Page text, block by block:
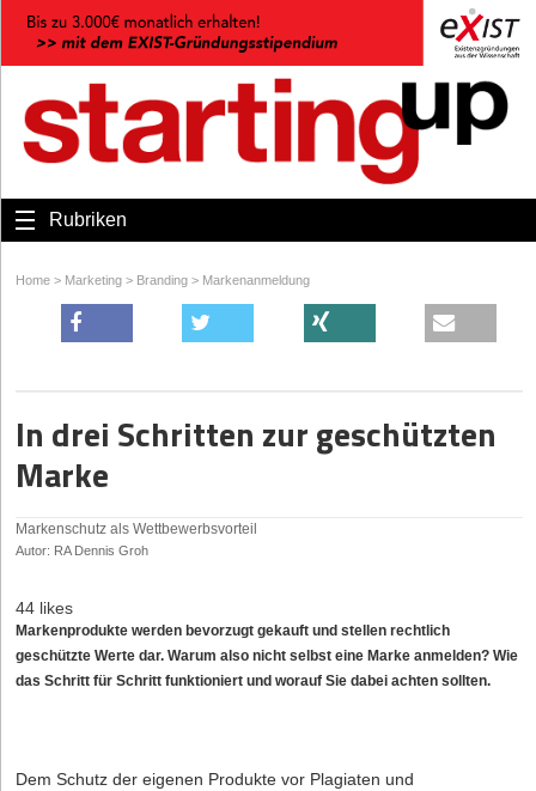
Rubriken
Home > Marketing > Branding > Markenanmeldung
In drei Schritten zur geschützten
Marke
Markenschutz als Wettbewerbsvorteil
Autor: RA Dennis Groh
44 likes
Markenprodukte werden bevorzugt gekauft und stellen rechtlich
geschützte Werte dar. Warum also nicht selbst eine Marke anmelden? Wie
das Schritt für Schritt funktioniert und worauf Sie dabei achten sollten.
Dem Schutz der eigenen Produkte vor Plagiaten und